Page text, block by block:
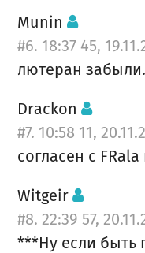
Munin
#6. 18:37 45,
лютеран
Drackon
#7. 10:58 11,
согласен с
Witgeir
#8. 22:39 57,
***Ну если быть